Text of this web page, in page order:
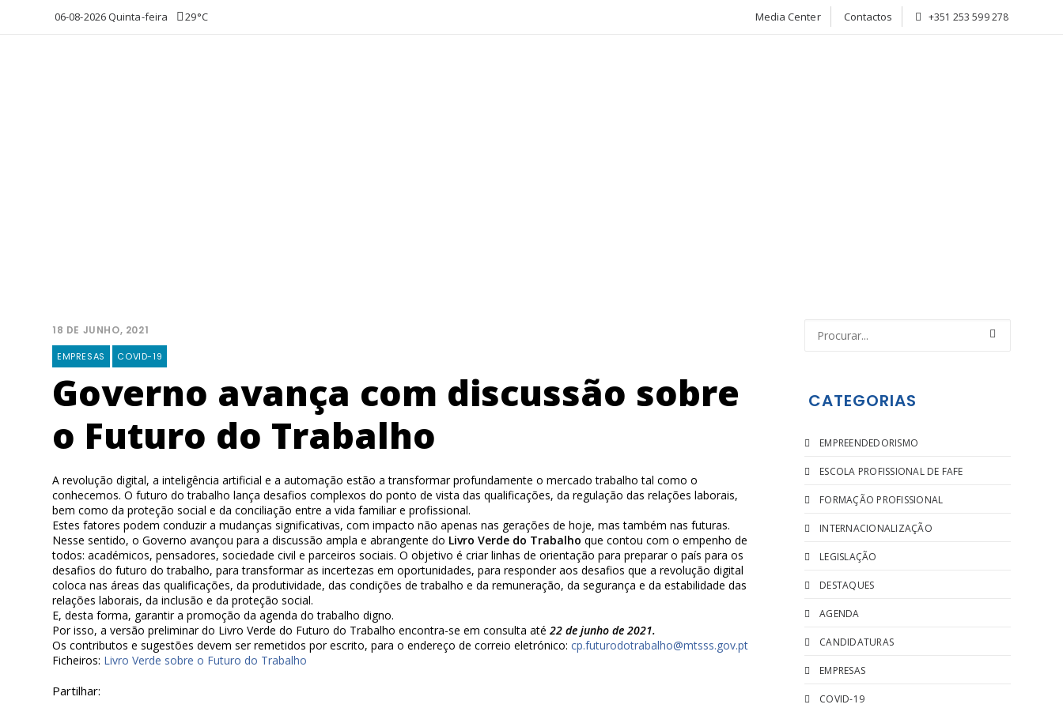
06-08-2026 Quinta-feira 29°C Media Center Contactos +351 253 599 278
18 DE JUNHO, 2021
EMPRESAS COVID-19
Governo avança com discussão sobre
o Futuro do Trabalho
A revolução digital, a inteligência artificial e a automação estão a transformar profundamente o mercado trabalho tal como o
conhecemos. O futuro do trabalho lança desafios complexos do ponto de vista das qualificações, da regulação das relações laborais,
bem como da proteção social e da conciliação entre a vida familiar e profissional.
Estes fatores podem conduzir a mudanças significativas, com impacto não apenas nas gerações de hoje, mas também nas futuras.
Nesse sentido, o Governo avançou para a discussão ampla e abrangente do Livro Verde do Trabalho que contou com o empenho de
todos: académicos, pensadores, sociedade civil e parceiros sociais. O objetivo é criar linhas de orientação para preparar o país para os
desafios do futuro do trabalho, para transformar as incertezas em oportunidades, para responder aos desafios que a revolução digital
coloca nas áreas das qualificações, da produtividade, das condições de trabalho e da remuneração, da segurança e da estabilidade das
relações laborais, da inclusão e da proteção social.
E, desta forma, garantir a promoção da agenda do trabalho digno.
Por isso, a versão preliminar do Livro Verde do Futuro do Trabalho encontra-se em consulta até 22 de junho de 2021.
Os contributos e sugestões devem ser remetidos por escrito, para o endereço de correio eletrónico: cp.futurodotrabalho@mtsss.gov.pt
Ficheiros: Livro Verde sobre o Futuro do Trabalho
Partilhar:
CATEGORIAS
EMPREENDEDORISMO
ESCOLA PROFISSIONAL DE FAFE
FORMAÇÃO PROFISSIONAL
INTERNACIONALIZAÇÃO
LEGISLAÇÃO
DESTAQUES
AGENDA
CANDIDATURAS
EMPRESAS
COVID-19